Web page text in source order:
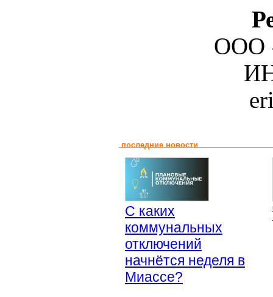
ООО
последние новости
С каких
коммунальных
отключений
начнётся неделя в
Миассе?